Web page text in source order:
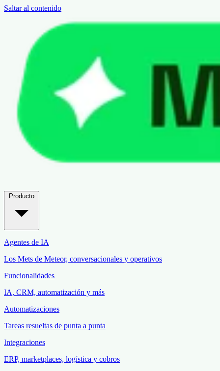
Saltar al contenido
Agentes de IA
Los Mets de Meteor, conversacionales y operativos
Funcionalidades
IA, CRM, automatización y más
Automatizaciones
Tareas resueltas de punta a punta
Integraciones
ERP, marketplaces, logística y cobros